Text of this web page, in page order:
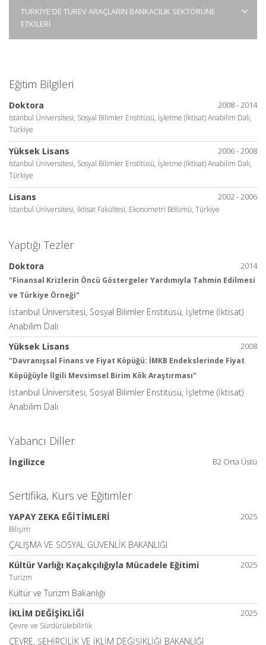
TÜRKİYE'DE TÜREV ARAÇLARIN BANKACILIK SEKTÖRÜNE
ETKİLERİ
Eğitim Bilgileri
2008 - 2014
Doktora
İstanbul Üniversitesi, Sosyal Bilimler Enstitüsü, İşletme (İktisat) Anabilim Dalı,
Türkiye
2006 - 2008
Yüksek Lisans
İstanbul Üniversitesi, Sosyal Bilimler Enstitüsü, İşletme (İktisat) Anabilim Dalı,
Türkiye
2002 - 2006
Lisans
İstanbul Üniversitesi, İktisat Fakültesi, Ekonometri Bölümü, Türkiye
Yaptığı Tezler
2014
Doktora
"Finansal Krizlerin Öncü Göstergeler Yardımıyla Tahmin Edilmesi
ve Türkiye Örneği"
İstanbul Üniversitesi, Sosyal Bilimler Enstitüsü, İşletme (İktisat)
Anabilim Dalı
2008
Yüksek Lisans
"Davranışsal Finans ve Fiyat Köpüğü: İMKB Endekslerinde Fiyat
Köpüğüyle İlgili Mevsimsel Birim Kök Araştırması"
İstanbul Üniversitesi, Sosyal Bilimler Enstitüsü, İşletme (İktisat)
Anabilim Dalı
Yabancı Diller
B2 Orta Üstü
İngilizce
Sertifika, Kurs ve Eğitimler
2025
YAPAY ZEKA EĞİTİMLERİ
Bilişim
ÇALIŞMA VE SOSYAL GÜVENLİK BAKANLIĞI
2025
Kültür Varlığı Kaçakçılığıyla Mücadele Eğitimi
Turizm
Kültür ve Turizm Bakanlığı
2025
İKLİM DEĞİŞİKLİĞİ
Çevre ve Sürdürülebilirlik
ÇEVRE, ŞEHİRCİLİK VE İKLİM DEĞİŞİKLİĞİ BAKANLIĞI